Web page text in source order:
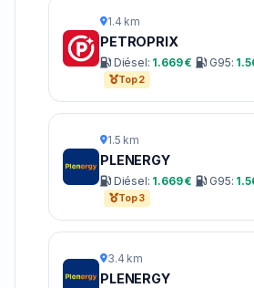
1.4 km
PETROPRIX
Diésel: 1.669 € G95:
Top 2
1.5 km
PLENERGY
Diésel: 1.669 € G95:
Top 3
3.4 km
PLENERGY